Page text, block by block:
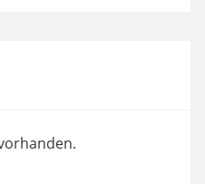
Consent